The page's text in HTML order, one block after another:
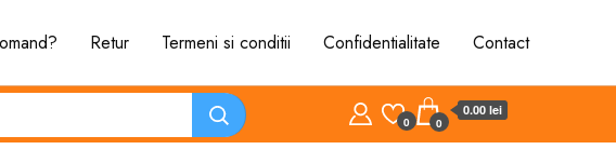
Retur Termeni si conditii Confidentialitate Contact
0 0
0.00 lei